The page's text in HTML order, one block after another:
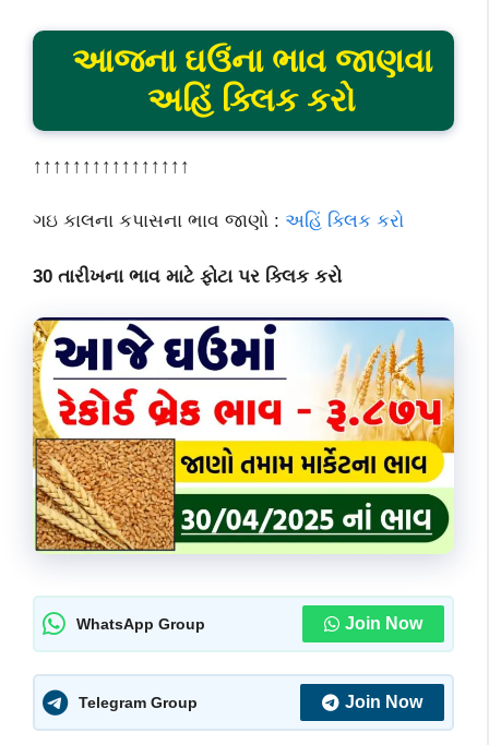
આજના ઘઉંના ભાવ જાણવા
અહિં ક્લિક કરો
↑↑↑↑↑↑↑↑↑↑↑↑↑↑↑↑
ગઇ કાલના કપાસના ભાવ જાણો : અહિં ક્લિક કરો
30 તારીખના ભાવ માટે ફોટા પર ક્લિક કરો
WhatsApp Group Join Now
Telegram Group Join Now